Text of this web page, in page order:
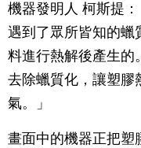
機器發明人 柯斯提
遇到了眾所皆知的蠟
料進行熱解後產生的
去除蠟質化，讓塑膠
氣。」
畫面中的機器正把塑